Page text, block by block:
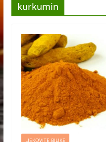
kurkumin
LJEKOVITE BILJKE